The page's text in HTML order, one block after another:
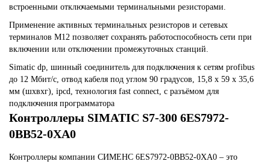
встроенными отключаемыми терминальными резисторами.
Применение активных терминальных резисторов и сетевых
терминалов M12 позволяет сохранять работоспособность сети при
включении или отключении промежуточных станций.
Simatic dp, шинный соединитель для подключения к сетям profibus
до 12 Мбит/с, отвод кабеля под углом 90 градусов, 15,8 x 59 x 35,6
мм (шxвxг), ipcd, технология fast connect, с разъёмом для
подключения программатора
Контроллеры SIMATIC S7-300 6ES7972-
0BB52-0XA0
Контроллеры компании СИМЕНС 6ES7972-0BB52-0XA0 – это